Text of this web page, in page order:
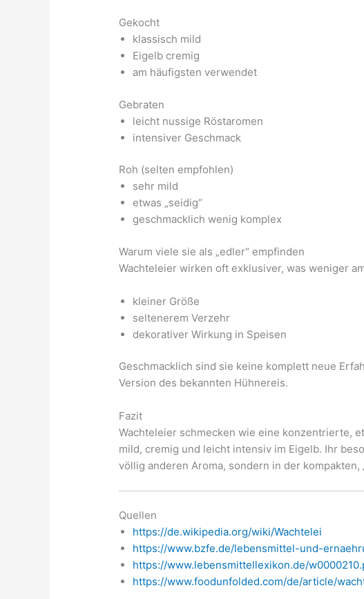
Gekocht
klassisch mild
Eigelb cremig
am häufigsten verwendet
Gebraten
leicht nussige Röstaromen
intensiver Geschmack
Roh (selten empfohlen)
sehr mild
etwas „seidig“
geschmacklich wenig komplex
Warum viele sie als „edler“ empfinden
Wachteleier wirken oft exklusiver, was weniger
kleiner Größe
seltenerem Verzehr
dekorativer Wirkung in Speisen
Geschmacklich sind sie keine komplett neue
Version des bekannten Hühnereis.
Fazit
Wachteleier schmecken wie eine konzentrierte,
mild, cremig und leicht intensiv im Eigelb. Ihr
völlig anderen Aroma, sondern in der kompakten,
Quellen
https://de.wikipedia.org/wiki/Wachtelei
https://www.bzfe.de/lebensmittel-und-
https://www.lebensmittellexikon.de/
https://www.foodunfolded.com/de/article/